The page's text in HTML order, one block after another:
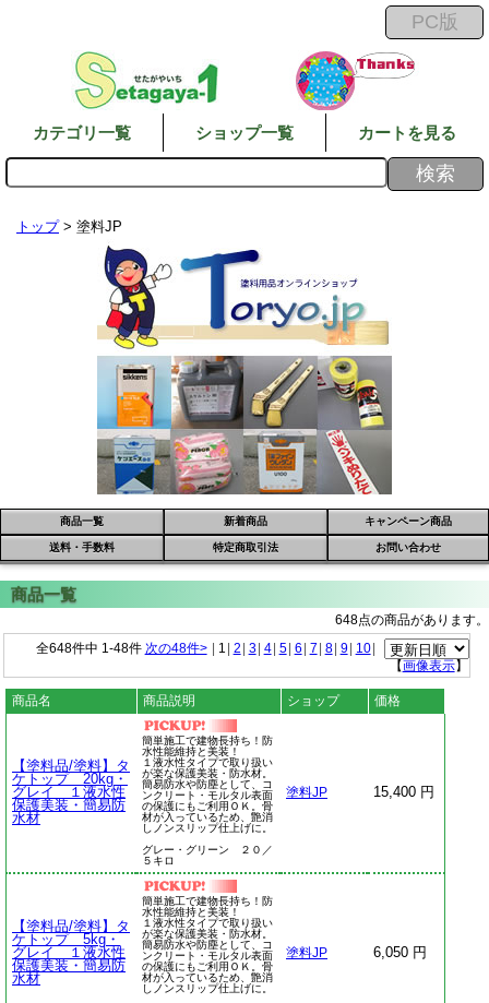
カテゴリ一覧 ショップ一覧 カートを見る
トップ> 塗料JP
商品一覧 新着商品 キャンペーン商品
送料・手数料 特定商取引法 お問い合わせ
648点の商品があります。
全648件中 1-48件 次の48件> 1 2 3 4 5 6 7 8 9 10
【画像表示】
商品名 商品説明 ショップ 価格
【塗料品/塗料】タ
ケトップ 20kg・
グレイ １液水性
保護美装・簡易防
水材
簡単施工で建物長持ち！防
水性能維持と美装！
１液水性タイプで取り扱い
が楽な保護美装・防水材。
簡易防水や防塵として、コ
ンクリート・モルタル表面
の保護にもご利用ＯＫ。骨
材が入っているため、艶消
しノンスリップ仕上げに。
グレー・グリーン ２０／
５キロ
塗料JP 15,400 円
【塗料品/塗料】タ
ケトップ 5kg・
グレイ １液水性
保護美装・簡易防
水材
簡単施工で建物長持ち！防
水性能維持と美装！
１液水性タイプで取り扱い
が楽な保護美装・防水材。
簡易防水や防塵として、コ
ンクリート・モルタル表面
の保護にもご利用ＯＫ。骨
材が入っているため、艶消
しノンスリップ仕上げに。
塗料JP 6,050 円